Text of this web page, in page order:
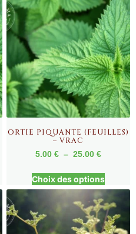
ORTIE PIQUANTE (FEUILLES)
– VRAC
5.00 € – 25.00 €
Choix des options